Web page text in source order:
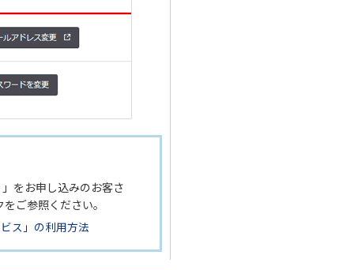
をお申し込みのお客さ
ご参照ください。
ス」の利用方法